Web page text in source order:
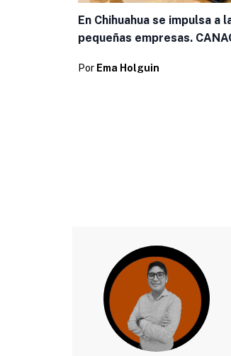
En Chihuahua se impulsa a
pequeñas empresas.
Por Ema Holguin